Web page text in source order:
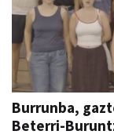
Burrunba,
Beterri-